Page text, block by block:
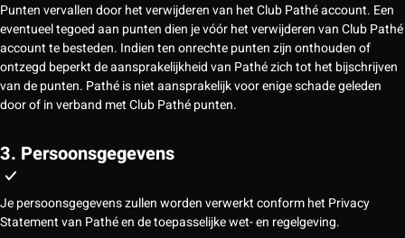
Punten vervallen door het verwijderen van het Club Pathé account. Een
eventueel tegoed aan punten dien je vóór het verwijderen van Club Pathé
account te besteden. Indien ten onrechte punten zijn onthouden of
ontzegd beperkt de aansprakelijkheid van Pathé zich tot het bijschrijven
van de punten. Pathé is niet aansprakelijk voor enige schade geleden
door of in verband met Club Pathé punten.
3. Persoonsgegevens
Je persoonsgegevens zullen worden verwerkt conform het Privacy
Statement van Pathé en de toepasselijke wet- en regelgeving.